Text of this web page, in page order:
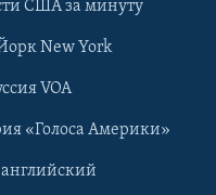
США за минуту
New York
VOA
«Голоса Америки»